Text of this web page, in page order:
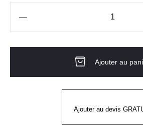
NATURE
Ajouter au
Ajouter au devis